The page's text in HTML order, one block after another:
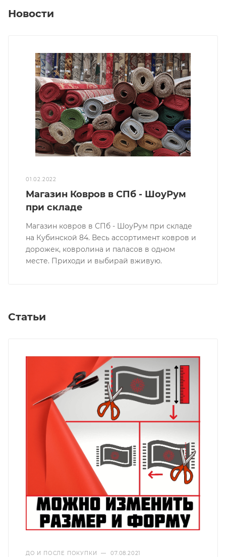
Новости
01.02.2022
Магазин Ковров в СПб - ШоуРум
при складе
Магазин ковров в СПб - ШоуРум при складе
на Кубинской 84. Весь ассортимент ковров и
дорожек, ковролина и паласов в одном
месте. Приходи и выбирай вживую.
Статьи
ДО И ПОСЛЕ ПОКУПКИ — 07.08.2021